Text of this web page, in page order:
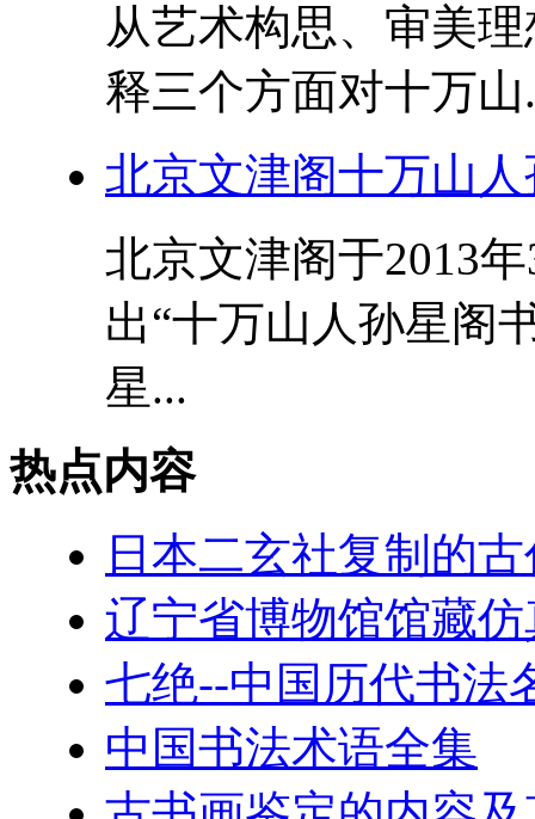
从艺术构思、审美
释三个方面对十万山
北京文津阁十万山
北京文津阁于2013
出“十万山人孙星阁
星...
热点内容
日本二玄社复制的
辽宁省博物馆馆藏
七绝--中国历代书法
中国书法术语全集